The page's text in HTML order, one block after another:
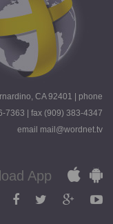
CA 92401 | phone
7363 | fax (909) 383-4347
email mail@wordnet.tv
App